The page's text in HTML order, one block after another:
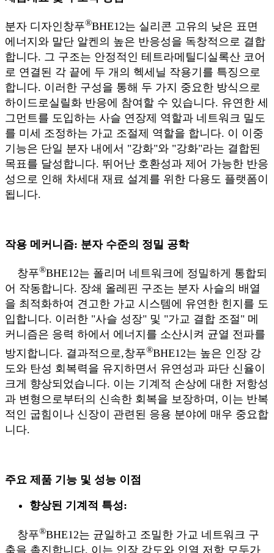
분자 디자인 창푸®BHE12는 실리콘 고유의 낮은 표면
에너지와 말단 알켄의 높은 반응성을 독창적으로 결합
합니다. 그 구조는 안정적인 테트라메틸디실록산 코어
로 연결된 각 끝에 두 개의 헥세닐 작용기를 특징으로
합니다. 이러한 구성을 통해 두 가지 중요한 방식으로
하이드로실릴화 반응에 참여할 수 있습니다. 유연한 세
그먼트를 도입하는 사슬 연장제 역할과 네트워크 밀도
를 미세 조정하는 가교 조절제 역할을 합니다. 이 이중
기능은 단일 분자 내에서 "강화"와 "강화"라는 결합된
목표를 달성합니다. 뛰어난 호환성과 제어 가능한 반응
성으로 인해 차세대 재료 설계를 위한 다용도 플랫폼이
됩니다.
작용 메커니즘: 분자 수준의 정밀 공학
창푸®BHE12는 폴리머 네트워크에 정밀하게 통합되
어 작동합니다. 장쇄 올레핀 구조는 분자 사슬의 배열
을 최적화하여 견고한 가교 시스템에 유연한 힌지를 도
입합니다. 이러한 "사슬 성장" 및 "가교 결합 조절" 메
커니즘은 응력 하에서 에너지를 소산시켜 균열 전파를
방지합니다. 결과적으로,창푸®BHE12는 높은 인장 강
도와 탄성 회복력을 유지하면서 유연성과 파단 신율이
크게 향상되었습니다. 이는 기계적 손상에 대한 저항성
과 변형으로부터의 신속한 회복을 보장하며, 이는 반복
적인 굽힘이나 신장이 관련된 응용 분야에 매우 중요합
니다.
주요 제품 기능 및 성능 이점
향상된 기계적 특성:
창푸®BHE12는 균일하고 조밀한 가교 네트워크 구
축을 촉진합니다. 이는 인장 강도와 인열 저항 모두가